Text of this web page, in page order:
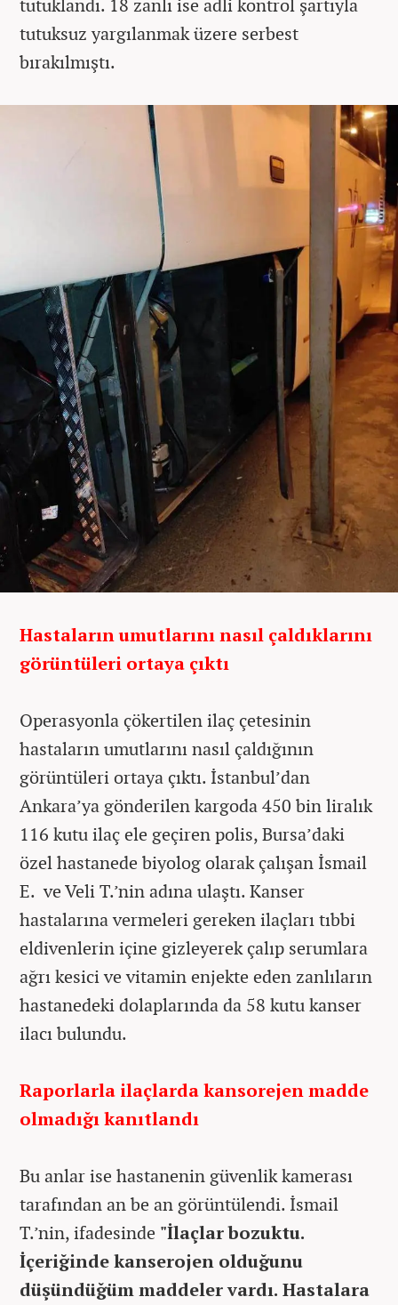
tutuklandı. 18 zanlı ise adli kontrol şartıyla
tutuksuz yargılanmak üzere serbest
bırakılmıştı.
Hastaların umutlarını nasıl çaldıklarını
görüntüleri ortaya çıktı
Operasyonla çökertilen ilaç çetesinin
hastaların umutlarını nasıl çaldığının
görüntüleri ortaya çıktı. İstanbul’dan
Ankara’ya gönderilen kargoda 450 bin liralık
116 kutu ilaç ele geçiren polis, Bursa’daki
özel hastanede biyolog olarak çalışan İsmail
E. ve Veli T.’nin adına ulaştı. Kanser
hastalarına vermeleri gereken ilaçları tıbbi
eldivenlerin içine gizleyerek çalıp serumlara
ağrı kesici ve vitamin enjekte eden zanlıların
hastanedeki dolaplarında da 58 kutu kanser
ilacı bulundu.
Raporlarla ilaçlarda kansorejen madde
olmadığı kanıtlandı
Bu anlar ise hastanenin güvenlik kamerası
tarafından an be an görüntülendi. İsmail
T.’nin, ifadesinde "İlaçlar bozuktu.
İçeriğinde kanserojen olduğunu
düşündüğüm maddeler vardı. Hastalara